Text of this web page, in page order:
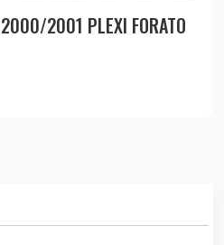
2001 PLEXI FORATO